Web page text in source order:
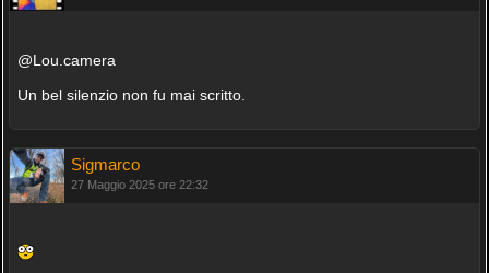
@Lou.camera
Un bel silenzio non fu mai scritto.
Sigmarco
27 Maggio 2025 ore 22:32